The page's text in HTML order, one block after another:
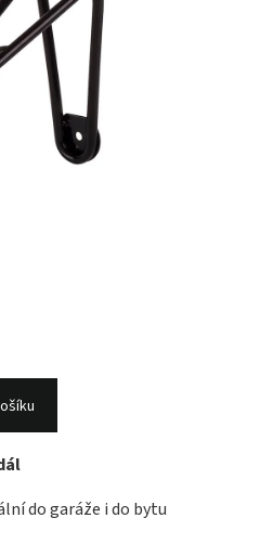
do garáže i do bytu